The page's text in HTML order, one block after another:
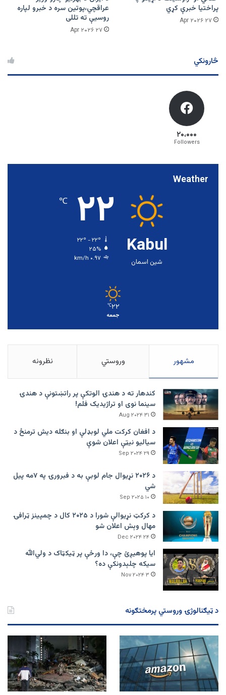
پراختیا خبرې کړي
۲۷ Apr ۲۰۲۶
عراقچي،پوتین سره د خبرو لپاره
روسیې ته تللی
۲۷ Apr ۲۰۲۶
څارونکي
۲۰،۰۰۰
Followers
Weather
Kabul
شین اسمان
۲۲ ℃
۲۵%
۰.۹۷ km/h
۲۲℃
جمعه
مشهور وروستي نظرونه
کندهار ته د هندۍ الوتکې پر راتښتونې د هندۍ
سینما نوی او تراژيديک فلم!
۳۱ Aug ۲۰۲۴
د افغان کرکت ملي لوبډلې او بنګله دیش ترمنځ د
سیالیو نیټې اعلان شوې
۲۹ Sep ۲۰۲۴
د ۲۰۲۶ نړیوال جام لوبې به د فبرورۍ په ۷مه پیل
شي
۱۰ Sep ۲۰۲۵
د کرکټ نړیوالې شورا د ۲۰۲۵ کال د چمپینز ټرافۍ
مهال وېش اعلان شو
۲۴ Dec ۲۰۲۴
ایا پوهیږئ چې، دا ورځې پر ټيکټاک د ولي‌الله
سیکه چلېدونکې ده؟
۳ Nov ۲۰۲۴
د ټیګنالوژۍ وروستي پرمختګونه